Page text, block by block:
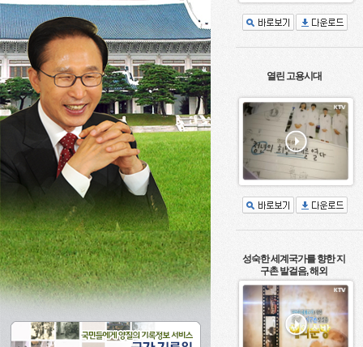
열린 고용시대
성숙한 세계국가를 향한 지
구촌 발걸음, 해외